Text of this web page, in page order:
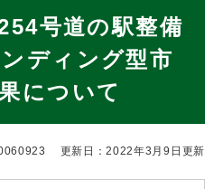
検 号道の駅整備
ディング型市
について
更新日：2022年3月9日更新